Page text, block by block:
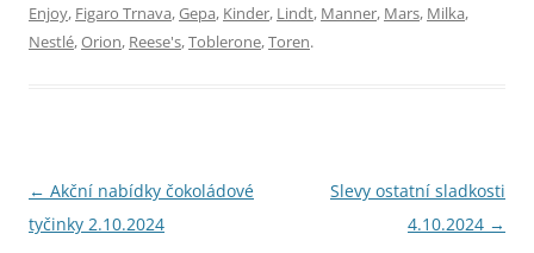
Enjoy, Figaro Trnava,Gepa, Kinder, Lindt, Manner, Mars, Milka,
Nestlé,Orion, Reese's,Toblerone,Toren.
Navigace
pro
← Akční nabídky čokoládové
tyčinky 2.10.2024
Slevy ostatní sladkosti
4.10.2024 →